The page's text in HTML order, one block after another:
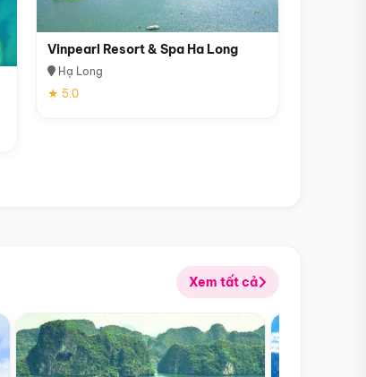
Vinpearl Resort & Spa Ha Long
Hạ Long
★ 5.0
Xem tất cả